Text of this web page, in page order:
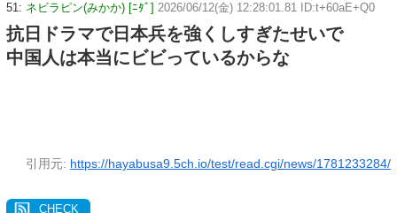
51: ネビラピン(みかか) [ﾆﾀﾞ] 2026/06/12(金) 12:28:01.81 ID:t+60aE+Q0
抗日ドラマで日本兵を強くしすぎたせいで
中国人は本当にビビっているからな
引用元: https://hayabusa9.5ch.io/test/read.cgi/news/1781233284/